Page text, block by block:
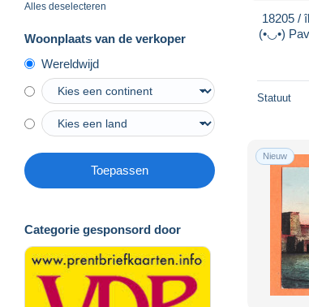
Alles deselecteren
Woonplaats van de verkoper
Wereldwijd
Toepassen
Categorie gesponsord door
18205 / île PHILAE Assouan Haute-Egypte
(•◡•)
Statuut
Nieuw